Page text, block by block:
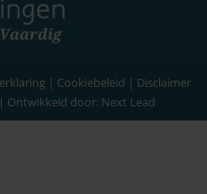
| Cookiebeleid | Disclaimer
| Ontwikkeld door: Next Lead